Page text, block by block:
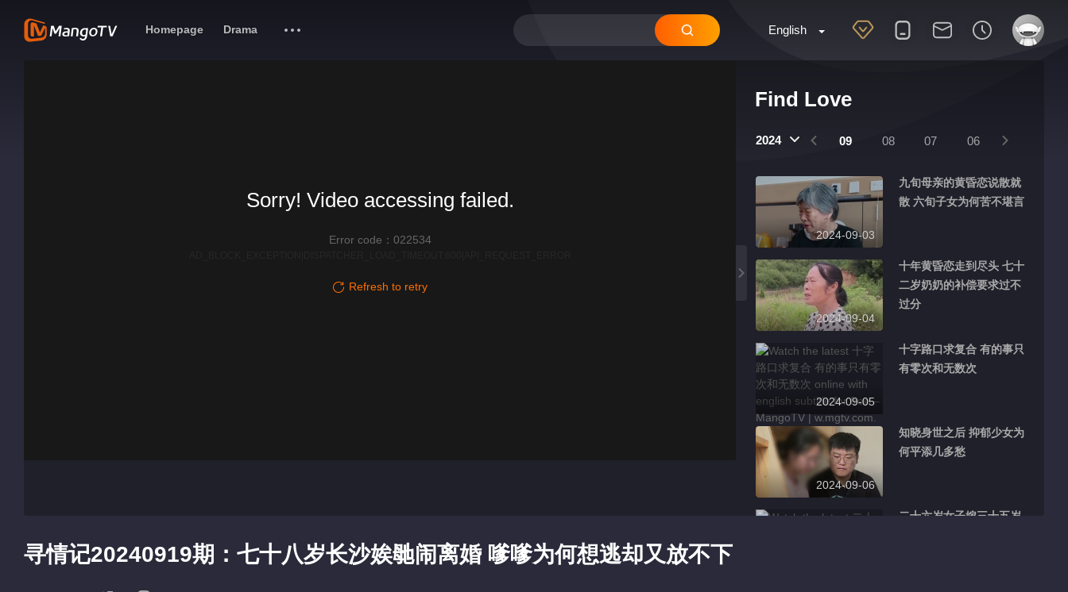
English
Homepage Drama
Find Love
2024
11 10 09 08 07 06
2024-09-03
九旬母亲的黄昏恋说散就
散 六旬子女为何苦不堪言
2024-09-04
十年黄昏恋走到尽头 七十
二岁奶奶的补偿要求过不
过分
2024-09-05
十字路口求复合 有的事只
有零次和无数次
2024-09-06
知晓身世之后 抑郁少女为
何平添几多愁
二十六岁女子嫁三十五岁
Sorry! Video accessing failed.
Error code：022534
Refresh to retry
寻情记20240919期：七十八岁长沙娭毑闹离婚 嗲嗲为何想逃却又放不下